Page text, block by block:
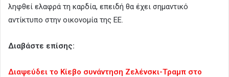
ληφθεί ελαφρά τη καρδία, επειδή θα έχει σημαντικό
αντίκτυπο στην οικονομία της ΕΕ.
Διαβάστε επίσης:
Διαψεύδει το Κίεβο συνάντηση Ζελένσκι-Τραμπ στο